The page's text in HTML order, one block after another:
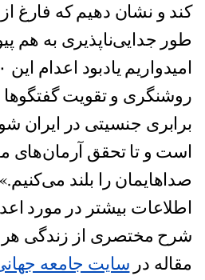
کند و نشان دهیم که فارغ
طور جدایی‌ناپذیری به هم
روشنگری و تقویت گفتگوها
برابری جنسیتی در ایران
است و تا تحقق آرمان‌های
صداهایمان را بلند می‌کنیم.»
اطلاعات بیشتر در مورد
شرح مختصری از زندگی هر
مقاله در سایت جامعه